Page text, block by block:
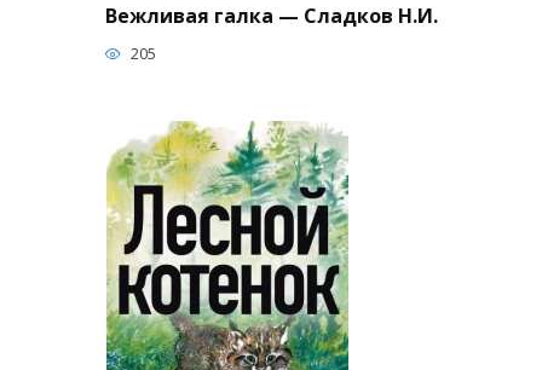
Вежливая галка — Сладков Н.И.
205